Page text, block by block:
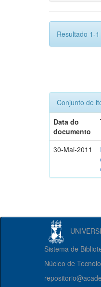
Resultado 1-
Conjunto de
Data do
documento
30-Mai-2011
Sistema de
Núcleo de